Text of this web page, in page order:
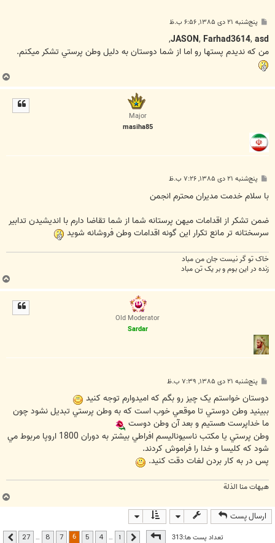
پ
ت
پنج‌شنبه ۲۱ دی ۱۳۸۵, ۶:۵۶ ب.ظ
JASON ,Farhad3614 ,asd
,
من که نديدم پستها رو اما از شما دوستان به دليل وطن پرستي تشکر ميکنم.
ب
ا
Major
masiha85
پ
ت
پنج‌شنبه ۲۱ دی ۱۳۸۵, ۷:۲۶ ب.ظ
با سلام خدمت مدیران محترم انجمن
ضمن تشکر از اقدامات میهن پرستانه شما از شما تقاضا دارم با اندیشیدن تدابیر
سرسختانه تر مانع تکرار این گونه اقدامات وطن فروشانه شوید
خاک تو گر نيست جان من مباد
زنده در اين بوم و بر يک تن مباد
ب
ا
Old Moderator
Sardar
پ
ت
پنج‌شنبه ۲۱ دی ۱۳۸۵, ۷:۳۹ ب.ظ
دوستان خواستم يک چيز رو بگم که اميدوارم توجه کنيد
ببينيد وطن دوستي تا موقعي خوب است که به وطن پرستي تبديل نشود چون
ما خداپرست هستيم و بعد آن وطن دوست
وطن پرستي يا مکتب ناسيوناليسم افراطي بيشتر به دوران 1800 اروپا مربوط مي
شود که کليسا و خدا را فراموش کردند.
پس در به کار بردن لغات دقت کنيد.
هیهات منا الذلة
ب
ا
ارسال پست
تعداد پست ها:313صفحه6 از27 قبلی …
4
5
6
7
8
…
27 بعدی